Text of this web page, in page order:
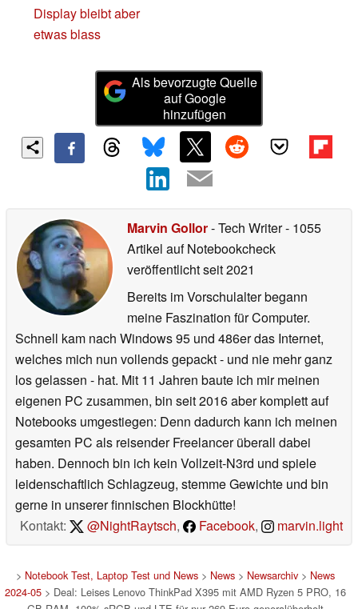
Display bleibt aber
etwas blass
Als bevorzugte Quelle
auf Google
hinzufügen
Marvin Gollor- Tech Writer- 1055
Artikel auf Notebookcheck
veröffentlichtseit 2021
Bereits im Vorschulalter begann
meine Faszination für Computer.
Schnell kam nach Windows 95 und 486er das Internet,
welches mich nun vollends gepackt - und nie mehr ganz
los gelassen - hat. Mit 11 Jahren baute ich mir meinen
eigenen PC zusammen, bin seit 2016 aber komplett auf
Notebooks umgestiegen: Denn dadurch kann ich meinen
gesamten PC als reisender Freelancer überall dabei
haben. Dennoch bin ich kein Vollzeit-N3rd und spiele
leidenschaftlich Schlagzeug, stemme Gewichte und bin
gerne in unserer finnischen Blockhütte!
Kontakt:
@NightRaytsch, Facebook, marvin.light
> Notebook Test, Laptop Test und News> News> Newsarchiv> News
2024-05> Deal: Leises Lenovo ThinkPad X395 mit AMD Ryzen 5 PRO, 16